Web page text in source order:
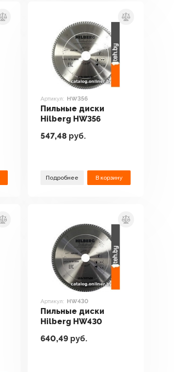
Артикул: HW356
Пильные диски
Hilberg HW356
547,48 руб.
Подробнее В корзину
Артикул: HW430
Пильные диски
Hilberg HW430
640,49 руб.